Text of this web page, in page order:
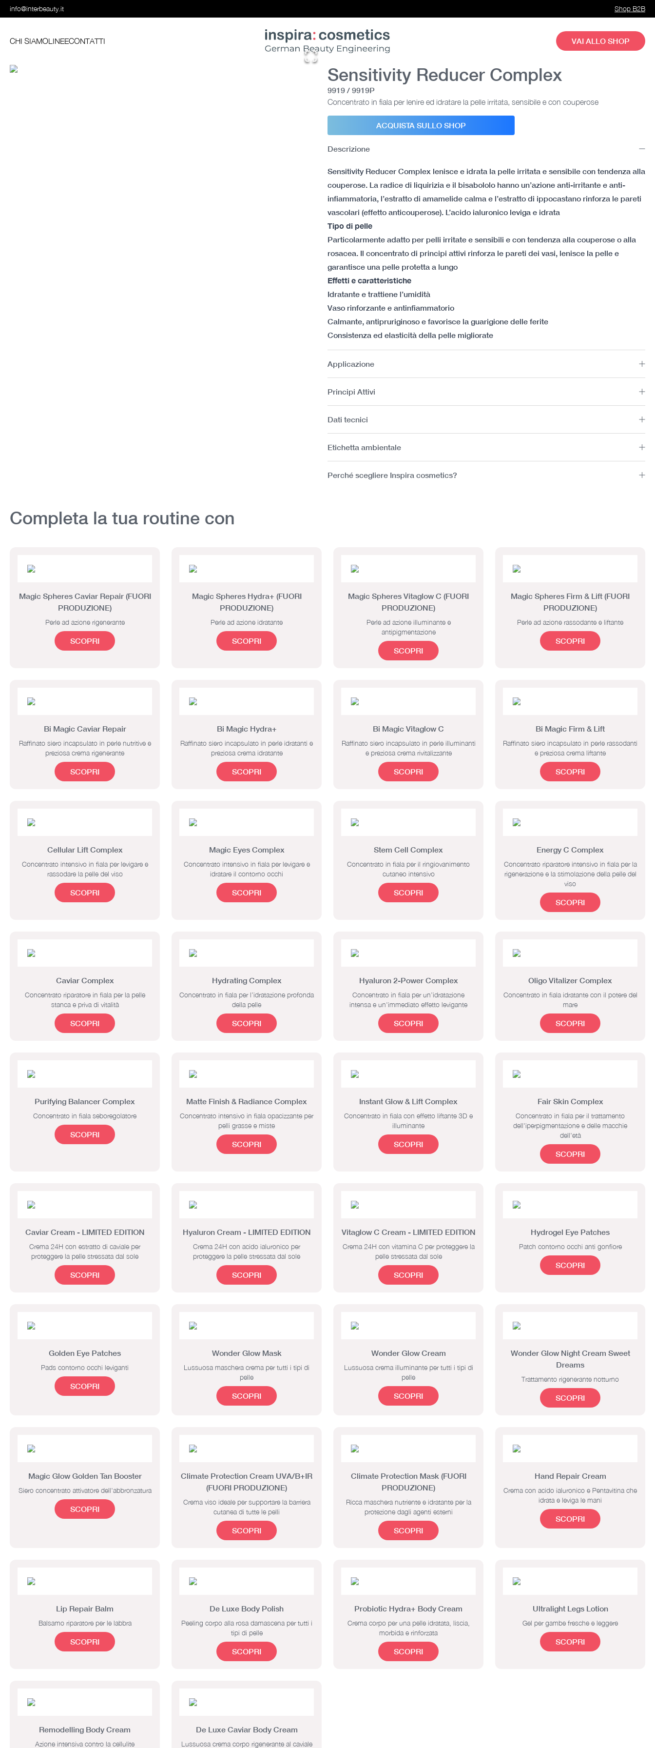
info@interbeauty.it Shop B2B
CHI SIAMOLINEECONTATTI VAI ALLO SHOP
Sensitivity Reducer Complex
9919 / 9919P
Concentrato in fiala per lenire ed idratare la pelle irritata, sensibile e con couperose
ACQUISTA SULLO SHOP
Descrizione
Sensitivity Reducer Complex lenisce e idrata la pelle irritata e sensibile con tendenza alla
couperose. La radice di liquirizia e il bisabololo hanno un’azione anti-irritante e anti-
infiammatoria, l’estratto di amamelide calma e l’estratto di ippocastano rinforza le pareti
vascolari (effetto anticouperose). L’acido ialuronico leviga e idrata
Tipo di pelle
Particolarmente adatto per pelli irritate e sensibili e con tendenza alla couperose o alla
rosacea. Il concentrato di principi attivi rinforza le pareti dei vasi, lenisce la pelle e
garantisce una pelle protetta a lungo
Effetti e caratteristiche
Idratante e trattiene l’umidità
Vaso rinforzante e antinfiammatorio
Calmante, antipruriginoso e favorisce la guarigione delle ferite
Consistenza ed elasticità della pelle migliorate
Applicazione
Principi Attivi
Dati tecnici
Etichetta ambientale
Perché scegliere Inspira cosmetics?
Completa la tua routine con
Magic Spheres Caviar Repair (FUORI
PRODUZIONE)
Perle ad azione rigenerante
SCOPRI
Magic Spheres Hydra+ (FUORI
PRODUZIONE)
Perle ad azione idratante
SCOPRI
Magic Spheres Vitaglow C (FUORI
PRODUZIONE)
Perle ad azione illuminante e
antipigmentazione
SCOPRI
Magic Spheres Firm & Lift (FUORI
PRODUZIONE)
Perle ad azione rassodante e liftante
SCOPRI
Bi Magic Caviar Repair
Raffinato siero incapsulato in perle nutritive e
preziosa crema rigenerante
SCOPRI
Bi Magic Hydra+
Raffinato siero incapsulato in perle idratanti e
preziosa crema idratante
SCOPRI
Bi Magic Vitaglow C
Raffinato siero incapsulato in perle illuminanti
e preziosa crema rivitalizzante
SCOPRI
Bi Magic Firm & Lift
Raffinato siero incapsulato in perle rassodanti
e preziosa crema liftante
SCOPRI
Cellular Lift Complex
Concentrato intensivo in fiala per levigare e
rassodare la pelle del viso
SCOPRI
Magic Eyes Complex
Concentrato intensivo in fiala per levigare e
idratare il contorno occhi
SCOPRI
Stem Cell Complex
Concentrato in fiala per il ringiovanimento
cutaneo intensivo
SCOPRI
Energy C Complex
Concentrato riparatore intensivo in fiala per la
rigenerazione e la stimolazione della pelle del
viso
SCOPRI
Caviar Complex
Concentrato riparatore in fiala per la pelle
stanca e priva di vitalità
SCOPRI
Hydrating Complex
Concentrato in fiala per l’idratazione profonda
della pelle
SCOPRI
Hyaluron 2-Power Complex
Concentrato in fiala per un’idratazione
intensa e un'immediato effetto levigante
SCOPRI
Oligo Vitalizer Complex
Concentrato in fiala idratante con il potere del
mare
SCOPRI
Purifying Balancer Complex
Concentrato in fiala seboregolatore
SCOPRI
Matte Finish & Radiance Complex
Concentrato intensivo in fiala opacizzante per
pelli grasse e miste
SCOPRI
Instant Glow & Lift Complex
Concentrato in fiala con effetto liftante 3D e
illuminante
SCOPRI
Fair Skin Complex
Concentrato in fiala per il trattamento
dell'iperpigmentazione e delle macchie
dell'età
SCOPRI
Caviar Cream - LIMITED EDITION
Crema 24H con estratto di caviale per
proteggere la pelle stressata dal sole
SCOPRI
Hyaluron Cream - LIMITED EDITION
Crema 24H con acido ialuronico per
proteggere la pelle stressata dal sole
SCOPRI
Vitaglow C Cream - LIMITED EDITION
Crema 24H con vitamina C per proteggere la
pelle stressata dal sole
SCOPRI
Hydrogel Eye Patches
Patch contorno occhi anti gonfiore
SCOPRI
Golden Eye Patches
Pads contorno occhi leviganti
SCOPRI
Wonder Glow Mask
Lussuosa maschera crema per tutti i tipi di
pelle
SCOPRI
Wonder Glow Cream
Lussuosa crema illuminante per tutti i tipi di
pelle
SCOPRI
Wonder Glow Night Cream Sweet
Dreams
Trattamento rigenerante notturno
SCOPRI
Magic Glow Golden Tan Booster
Siero concentrato attivatore dell'abbronzatura
SCOPRI
Climate Protection Cream UVA/B+IR
(FUORI PRODUZIONE)
Crema viso ideale per supportare la barriera
cutanea di tutte le pelli
SCOPRI
Climate Protection Mask (FUORI
PRODUZIONE)
Ricca maschera nutriente e idratante per la
protezione dagli agenti esterni
SCOPRI
Hand Repair Cream
Crema con acido ialuronico e Pentavitina che
idrata e leviga le mani
SCOPRI
Lip Repair Balm
Balsamo riparatore per le labbra
SCOPRI
De Luxe Body Polish
Peeling corpo alla rosa damascena per tutti i
tipi di pelle
SCOPRI
Probiotic Hydra+ Body Cream
Crema corpo per una pelle idratata, liscia,
morbida e rinforzata
SCOPRI
Ultralight Legs Lotion
Gel per gambe fresche e leggere
SCOPRI
Remodelling Body Cream
Azione intensiva contro la cellulite
De Luxe Caviar Body Cream
Lussuosa crema corpo rigenerante al caviale